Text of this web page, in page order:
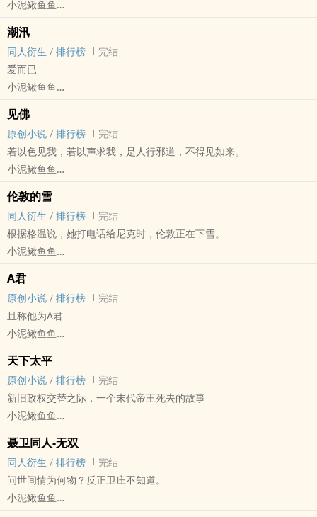
“虫族无尽的扩张，在某一天突然停止了。散落在星际各处的飞船不约
而同一齐停顿，片刻之后，朝虫族的母星飞去。
星际之中再没有出现过虫族的踪影。”
小泥鳅鱼鱼
古代 - HE - 狗血 - 武侠
江湖庙堂，狗血三角恋。
你以为他对你情有独钟。
大侠攻（赵溟） X 世子受（柳听风）
cp是赵溟和柳听风，不要站错
有怀孕情节
潮汛
同人衍生 / 排行榜
完结
爱而已
小泥鳅鱼鱼
完结
第一人称安苏娜。
见佛
原创小说 / 排行榜
完结
若以色见我，若以声求我，是人行邪道，不得见如来。
小泥鳅鱼鱼
古代
佛者，不入我相、人相、法相、众生相、寿者相。
伦敦的雪
同人衍生 / 排行榜
完结
根据格温说，她打电话给尼克时，伦敦正在下雪。
小泥鳅鱼鱼
完结
尼可拉·科斯特-瓦尔道（尼克，詹姆•兰尼斯特的扮演者）x 关朵琳·克
莉丝蒂（格温，布蕾妮•塔斯的扮演者）
A君
原创小说 / 排行榜
完结
且称他为A君
小泥鳅鱼鱼
完结
天下太平
原创小说 / 排行榜
完结
新旧政权交替之际，一个末代帝王死去的故事
小泥鳅鱼鱼
古代 - 虐文 - 第一人称
第一人称。
一个末代帝王的故事。
主角死亡预警。
聂卫同人-无双
同人衍生 / 排行榜
完结
问世间情为何物？反正卫庄不知道。
小泥鳅鱼鱼